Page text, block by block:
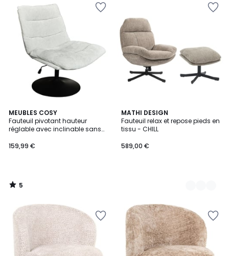
MEUBLES COSY
Fauteuil pivotant hauteur
réglable avec inclinable sans
159,99 €
5
/
5
5
/
MATHI DESIGN
Fauteuil relax et repose pieds en
tissu - CHILL
589,00 €
2
Couleurs